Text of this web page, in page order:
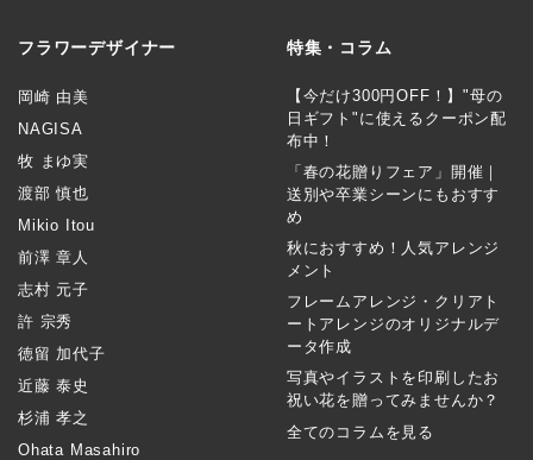
フラワーデザイナー
岡崎 由美
NAGISA
牧 まゆ実
渡部 慎也
Mikio Itou
前澤 章人
志村 元子
許 宗秀
徳留 加代子
近藤 泰史
杉浦 孝之
Ohata Masahiro
特集・コラム
【今だけ300円OFF！】"母の
日ギフト"に使えるクーポン配
布中！
「春の花贈りフェア」開催｜
送別や卒業シーンにもおすす
め
秋におすすめ！人気アレンジ
メント
フレームアレンジ・クリアト
ートアレンジのオリジナルデ
ータ作成
写真やイラストを印刷したお
祝い花を贈ってみませんか？
全てのコラムを見る